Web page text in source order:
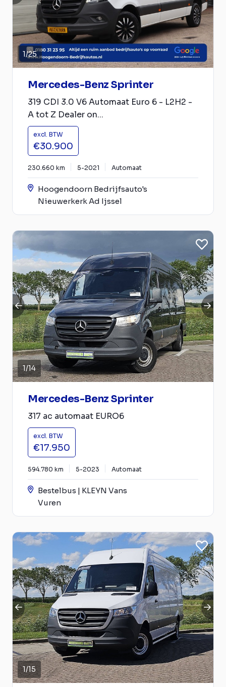
1/25
Mercedes-Benz Sprinter
319 CDI 3.0 V6 Automaat Euro 6 - L2H2 -
A tot Z Dealer on...
excl. BTW
€30.900
230.660 km 5-2021 Automaat
Hoogendoorn Bedrijfsauto's
Nieuwerkerk Ad Ijssel
1/14
Mercedes-Benz Sprinter
317 ac automaat EURO6
excl. BTW
€17.950
594.780 km 5-2023 Automaat
Bestelbus | KLEYN Vans
Vuren
1/15